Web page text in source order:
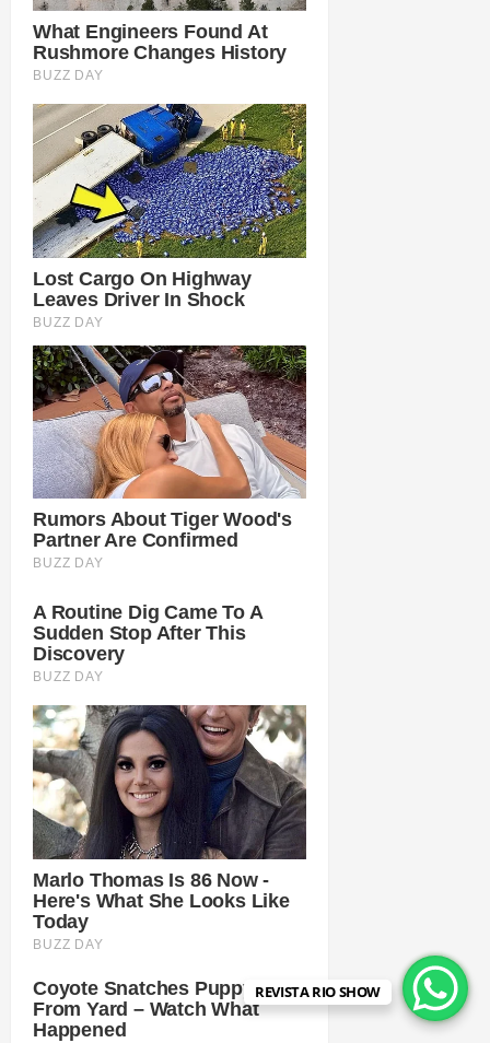
REVISTA RIO SHOW